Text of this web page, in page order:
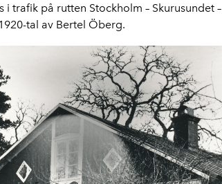
i trafik på rutten Stockholm – Skurusundet –
tal av Bertel Öberg.